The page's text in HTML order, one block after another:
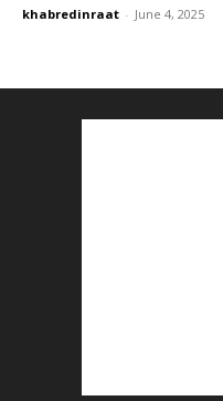
khabredinraat - June 4, 2025